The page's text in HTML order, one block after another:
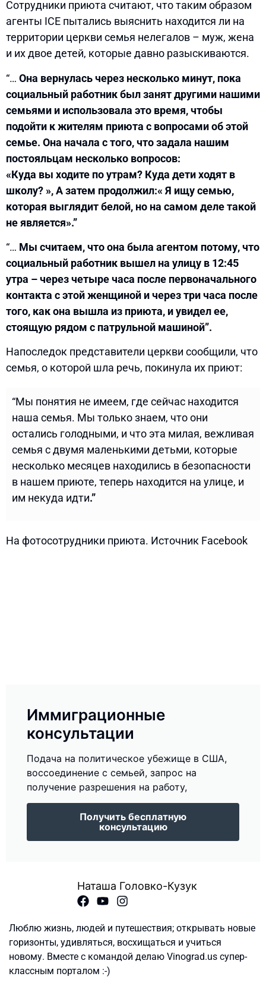
Сотрудники приюта считают, что таким образом
агенты ICE пытались выяснить находится ли на
территории церкви семья нелегалов – муж, жена
и их двое детей, которые давно разыскиваются.
“… Она вернулась через несколько минут, пока
социальный работник был занят другими нашими
семьями и использовала это время, чтобы
подойти к жителям приюта с вопросами об этой
семье. Она начала с того, что задала нашим
постояльцам несколько вопросов:
«Куда вы ходите по утрам? Куда дети ходят в
школу? », А затем продолжил:« Я ищу семью,
которая выглядит белой, но на самом деле такой
не является».”
“… Мы считаем, что она была агентом потому, что
социальный работник вышел на улицу в 12:45
утра – через четыре часа после первоначального
контакта с этой женщиной и через три часа после
того, как она вышла из приюта, и увидел ее,
стоящую рядом с патрульной машиной”.
Напоследок представители церкви сообщили, что
семья, о которой шла речь, покинула их приют:
“Мы понятия не имеем, где сейчас находится
наша семья. Мы только знаем, что они
остались голодными, и что эта милая, вежливая
семья с двумя маленькими детьми, которые
несколько месяцев находились в безопасности
в нашем приюте, теперь находится на улице, и
им некуда идти.”
На фотосотрудники приюта. Источник Facebook
Иммиграционные
консультации
Подача на политическое убежище в США,
воссоединение с семьей, запрос на
получение разрешения на работу,
Получить бесплатную
консультацию
Наташа Головко-Кузук
Люблю жизнь, людей и путешествия; открывать новые
горизонты, удивляться, восхищаться и учиться
новому. Вместе с командой делаю Vinograd.us супер-
классным порталом :-)